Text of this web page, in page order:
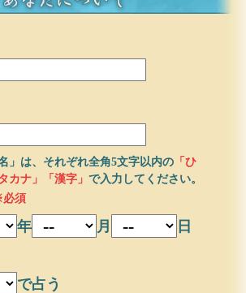
」は、それぞれ全角5文字以内の 「ひ
カナ」「漢字」で入力してください。
須
年 月
日
で占う